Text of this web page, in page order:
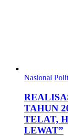
Nasional
TAHUN
TELAT,
LEWAT”